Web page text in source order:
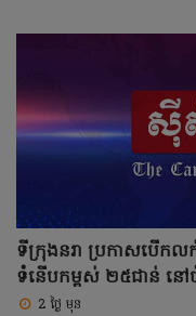
ទីក្រុងនរា ប្រកាសបើកលក់
ទំនើបកម្ពស់ ២៥ជាន់ នៅ
2 ថ្ងៃ មុន